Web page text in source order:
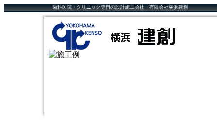
歯科医院・クリニック専門の設計施工会社 有限会社横浜建創